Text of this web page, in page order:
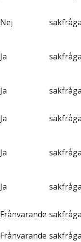
Nej
Ja
Ja
Ja
Ja
Ja
Frånvarande
Frånvarande